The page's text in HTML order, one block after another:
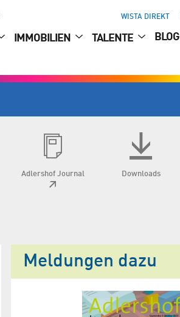
WISTA DIREKT
IMMOBILIEN TALENTE BLOG
Adlershof Journal Downloads
Meldungen dazu